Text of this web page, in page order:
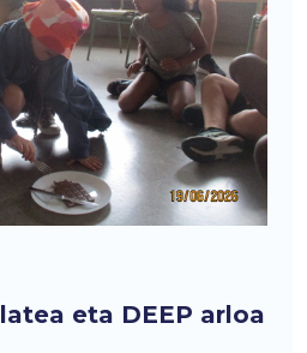
eta DEEP arloa